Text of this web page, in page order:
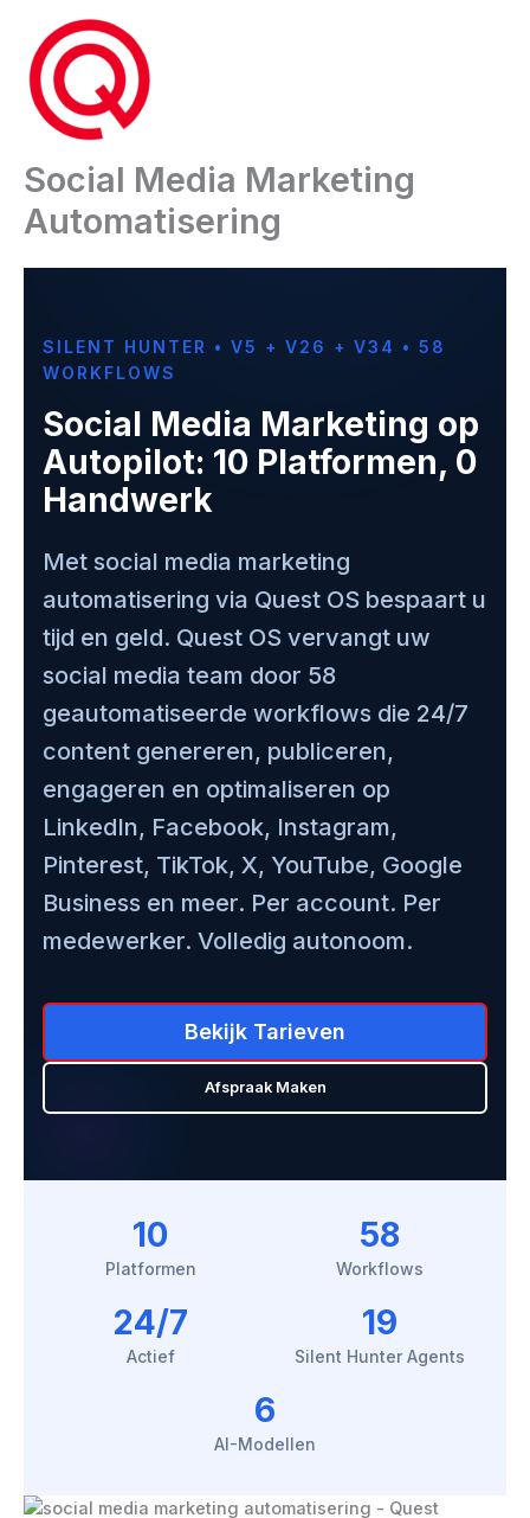
inhoud
Social Media Marketing
Automatisering
SILENT HUNTER • V5 + V26 + V34 • 58
WORKFLOWS
Social Media Marketing op
Autopilot: 10 Platformen, 0
Handwerk
Met social media marketing
automatisering via Quest OS bespaart u
tijd en geld. Quest OS vervangt uw
social media team door 58
geautomatiseerde workflows die 24/7
content genereren, publiceren,
engageren en optimaliseren op
LinkedIn, Facebook, Instagram,
Pinterest, TikTok, X, YouTube, Google
Business en meer. Per account. Per
medewerker. Volledig autonoom.
Bekijk Tarieven
Afspraak Maken
10
Platformen
58
Workflows
24/7
Actief
19
Silent Hunter Agents
6
AI-Modellen